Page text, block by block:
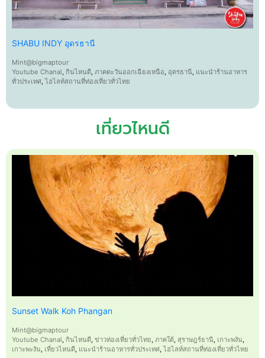
SHABU INDY อุดรธานี
Mint@bigmaptour
Youtube Chanal, กินไหนดี, ภาคตะวันออกเฉียงเหนือ, อุดรธานี, แนะนำร้านอาหาร
ทั่วประเทศ,ไฮไลท์สถานที่ท่องเที่ยวทั่วไทย
เที่ยวไหนดี
Sunset Walk Koh Phangan
Mint@bigmaptour
Youtube Chanal กินไหนดี ข่าวท่องเที่ยวทั่วไทย ภาคใต้ สุราษฎร์ธานี เกาะพงัน
เกาะพะงัน เที่ยวไหนดี แนะนำร้านอาหารทั่วประเทศ ,ไฮไลท์สถานที่ท่องเที่ยวทั่วไทย